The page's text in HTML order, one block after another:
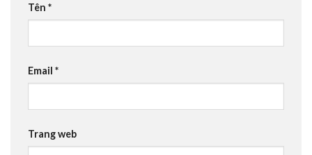
Tên *
Email *
Trang web